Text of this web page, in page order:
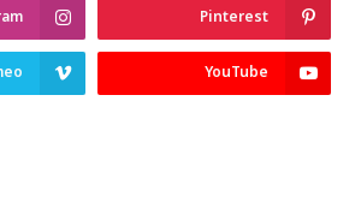
Pinterest
YouTube